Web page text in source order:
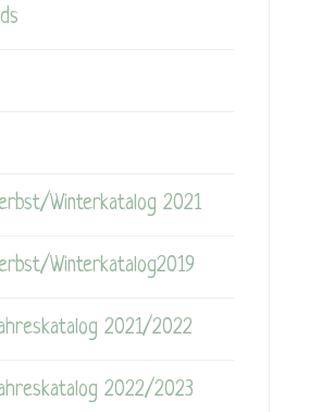
Winterkatalog 2021
Winterkatalog2019
2021/2022
2022/2023